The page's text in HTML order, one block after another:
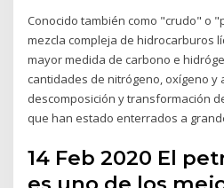
Conocido también como "crudo" o
mezcla compleja de hidrocarburos
mayor medida de carbono e
cantidades de nitrógeno, oxígeno
descomposición y transformación
que han estado enterrados a
14 Feb 2020 El